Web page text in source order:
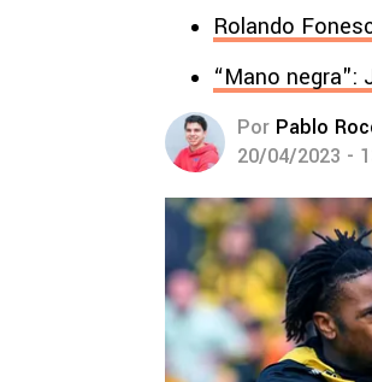
Rolando
“Mano negra":
Por Pablo
20/04/2023 -